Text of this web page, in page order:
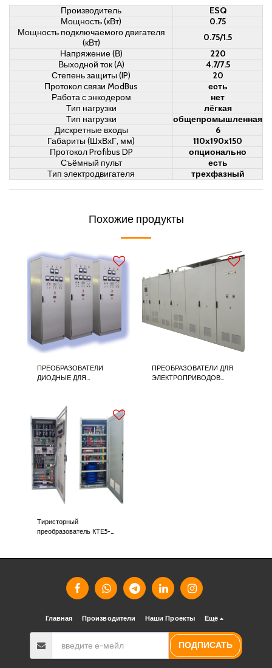
Производитель
ESQ
Мощность (кВт)
0.75
Мощность подключаемого двигателя
(кВт)
0.75/1.5
Напряжение (В)
220
Выходной ток (А)
4.7/7.5
Степень защиты (IP)
20
Протокол связи ModBus
есть
Работа с энкодером
нет
Тип нагрузки
лёгкая
Тип нагрузки
общепромышленная
Дискретные входы
6
Габариты (ШхВхГ, мм)
110х190х150
Протокол Profibus DP
опционально
Съёмный пульт
есть
Тип электродвигателя
трехфазный
Похожие продукты
ПРЕОБРАЗОВАТЕЛИ
ДИОДНЫЕ ДЛЯ
ПРЕОБРАЗОВАТЕЛИ ДЛЯ
ЭЛЕКТРОПРИВОДОВ
Тиристорный
преобразователь КТЕ5-
Главная Производители Наши Проекты Ещё
ПОДПИСАТЬ